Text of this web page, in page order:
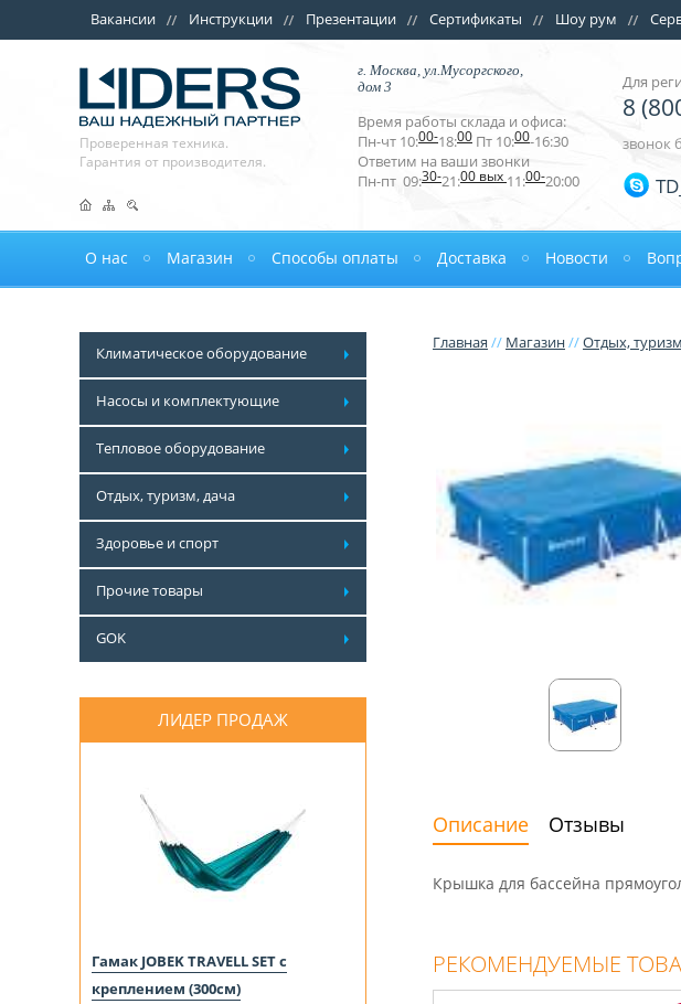
Вакансии Инструкции Презентации Сертификаты Шоу рум
Проверенная техника.
Гарантия от производителя.
г. Москва, ул.Мусоргского,
дом 3
Время работы склада и офиса:
Пн-чт 10:00-18:00 Пт 10:00-16:30
Ответим на ваши звонки
Пн-пт 09:30-21:00 вых 11:00-20:00
Для
8
звонок
О нас Магазин Способы оплаты Доставка Новости
Климатическое оборудование
Насосы и комплектующие
Тепловое оборудование
Отдых, туризм, дача
Здоровье и спорт
Прочие товары
GOK
ЛИДЕР ПРОДАЖ
Гамак JOBEK TRAVELL SET с
креплением (300см)
Главная // Магазин//Отдых,
Описание Отзывы
Крышка для бассейна
РЕКОМЕНДУЕМЫЕ